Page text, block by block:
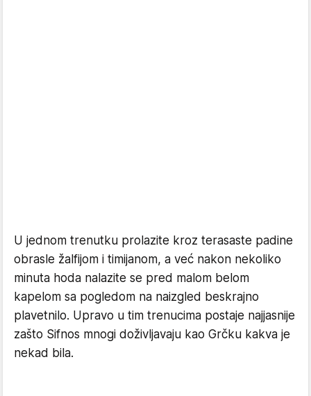
U jednom trenutku prolazite kroz terasaste padine
obrasle žalfijom i timijanom, a već nakon nekoliko
minuta hoda nalazite se pred malom belom
kapelom sa pogledom na naizgled beskrajno
plavetnilo. Upravo u tim trenucima postaje najjasnije
zašto Sifnos mnogi doživljavaju kao Grčku kakva je
nekad bila.